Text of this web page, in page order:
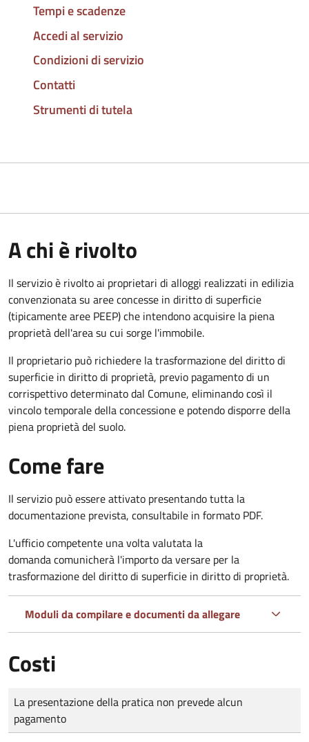
Tempi e scadenze
Accedi al servizio
Condizioni di servizio
Contatti
Strumenti di tutela
A chi è rivolto
Il servizio è rivolto ai proprietari di alloggi realizzati in edilizia
convenzionata su aree concesse in diritto di superficie
(tipicamente aree PEEP) che intendono acquisire la piena
proprietà dell'area su cui sorge l'immobile.
Il proprietario può richiedere la trasformazione del diritto di
superficie in diritto di proprietà, previo pagamento di un
corrispettivo determinato dal Comune, eliminando così il
vincolo temporale della concessione e potendo disporre della
piena proprietà del suolo.
Come fare
Il servizio può essere attivato presentando tutta la
documentazione prevista, consultabile in formato PDF.
L'ufficio competente una volta valutata la
domanda comunicherà l'importo da versare per la
trasformazione del diritto di superficie in diritto di proprietà.
Moduli da compilare e documenti da allegare
Costi
Tipo di pagamento
Importo
La presentazione della pratica non prevede alcun
pagamento